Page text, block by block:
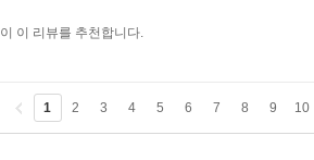
이 이 리뷰를 추천합니다.
1 2 3 4 5 6 7 8 9 10